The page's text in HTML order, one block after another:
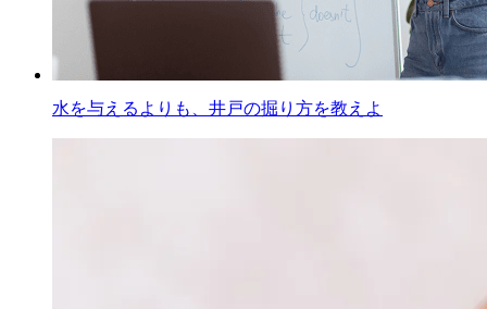
水を与えるよりも、井戸の掘り方を教えよ